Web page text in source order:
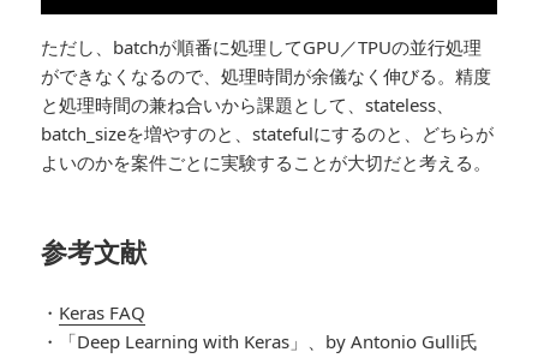
ただし、batchが順番に処理してGPU／TPUの並行処理
ができなくなるので、処理時間が余儀なく伸びる。精度
と処理時間の兼ね合いから課題として、stateless、
batch_sizeを増やすのと、statefulにするのと、どちらが
よいのかを案件ごとに実験することが大切だと考える。
参考文献
・ Keras FAQ
・「Deep Learning with Keras」、by Antonio Gulli氏